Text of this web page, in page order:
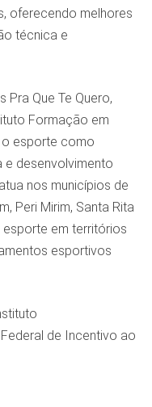
oferecendo melhores
técnica e
Que Te Quero,
Formação em
o esporte como
e desenvolvimento
nos municípios de
Peri Mirim, Santa Rita
em territórios
esportivos
de Incentivo ao